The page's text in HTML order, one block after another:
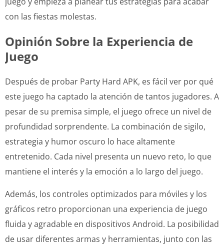
con las fiestas molestas.
Opinión Sobre la Experiencia de
Juego
Después de probar Party Hard APK, es fácil ver por qué
este juego ha captado la atención de tantos jugadores. A
pesar de su premisa simple, el juego ofrece un nivel de
profundidad sorprendente. La combinación de sigilo,
estrategia y humor oscuro lo hace altamente
entretenido. Cada nivel presenta un nuevo reto, lo que
mantiene el interés y la emoción a lo largo del juego.
Además, los controles optimizados para móviles y los
gráficos retro proporcionan una experiencia de juego
fluida y agradable en dispositivos Android. La posibilidad
de usar diferentes armas y herramientas, junto con las